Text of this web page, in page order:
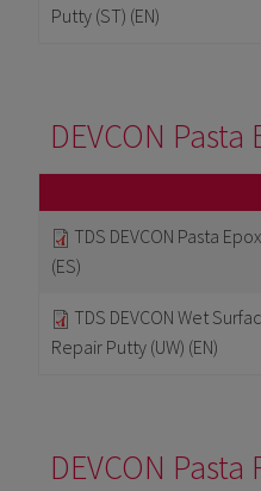
Putty (ST) (EN)
DEVCON Pasta
TDS DEVCON Pasta
(ES)
TDS DEVCON Wet
Repair Putty (UW) (EN)
DEVCON